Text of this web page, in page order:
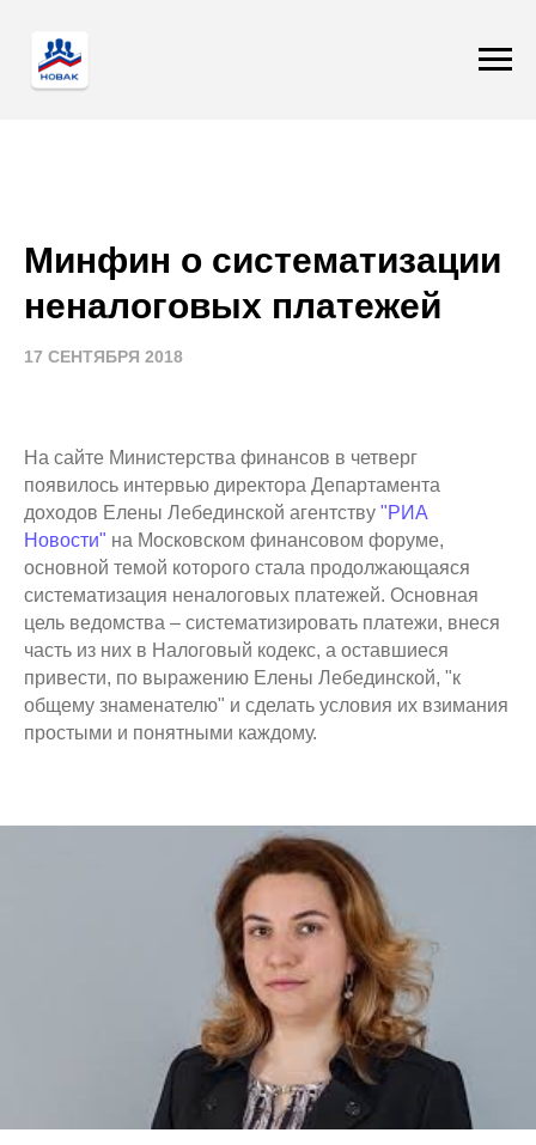
Минфин о систематизации
неналоговых платежей
17 СЕНТЯБРЯ 2018
На сайте Министерства финансов в четверг
появилось интервью директора Департамента
доходов Елены Лебединской агентству "РИА
Новости" на Московском финансовом форуме,
основной темой которого стала продолжающаяся
систематизация неналоговых платежей. Основная
цель ведомства – систематизировать платежи, внеся
часть из них в Налоговый кодекс, а оставшиеся
привести, по выражению Елены Лебединской, "к
общему знаменателю" и сделать условия их взимания
простыми и понятными каждому.